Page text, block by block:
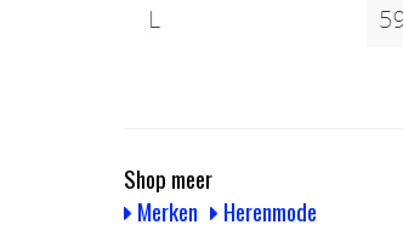
Shop meer
Merken
Herenmode